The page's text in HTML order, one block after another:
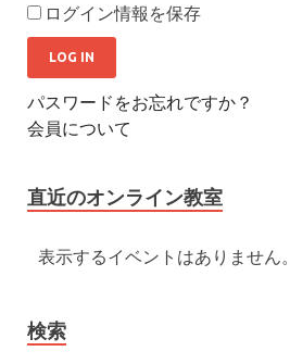
ログイン情報を保存
パスワードをお忘れですか？
会員について
直近のオンライン教室
表示するイベントはありません。
検索